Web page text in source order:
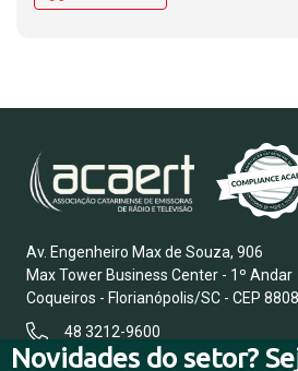
Novidades do setor?
Av. Engenheiro Max de Souza, 906
Max Tower Business Center - 1º Andar
Coqueiros - Florianópolis/SC - CEP
48 3212-9600